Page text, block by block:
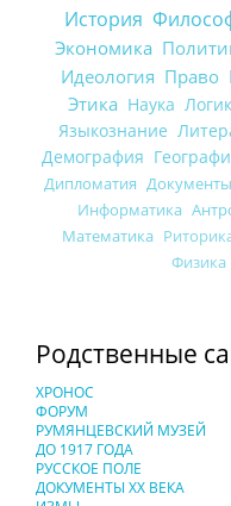
История
Экономика
Идеология Право
Этика Наука
Языкознание
Демография
Дипломатия Документы
Информатика
Математика
Физика
Родственные
ХРОНОС
ФОРУМ
РУМЯНЦЕВСКИЙ МУЗЕЙ
ДО 1917 ГОДА
РУССКОЕ ПОЛЕ
ДОКУМЕНТЫ XX ВЕКА